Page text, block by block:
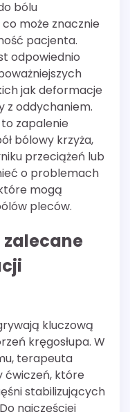
bólu
może znacznie
pacjenta.
odpowiednio
jak deformacje
z oddychaniem.
zapalenie
bólowy krzyża,
przeciążeń lub
o problemach
mogą
pleców.
zalecane
kluczową
kręgosłupa. W
terapeuta
ćwiczeń, które
stabilizujących
najczęściej